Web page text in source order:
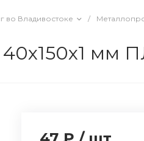
во Владивостоке /
мм